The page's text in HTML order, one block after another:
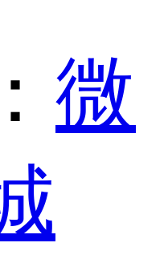
微